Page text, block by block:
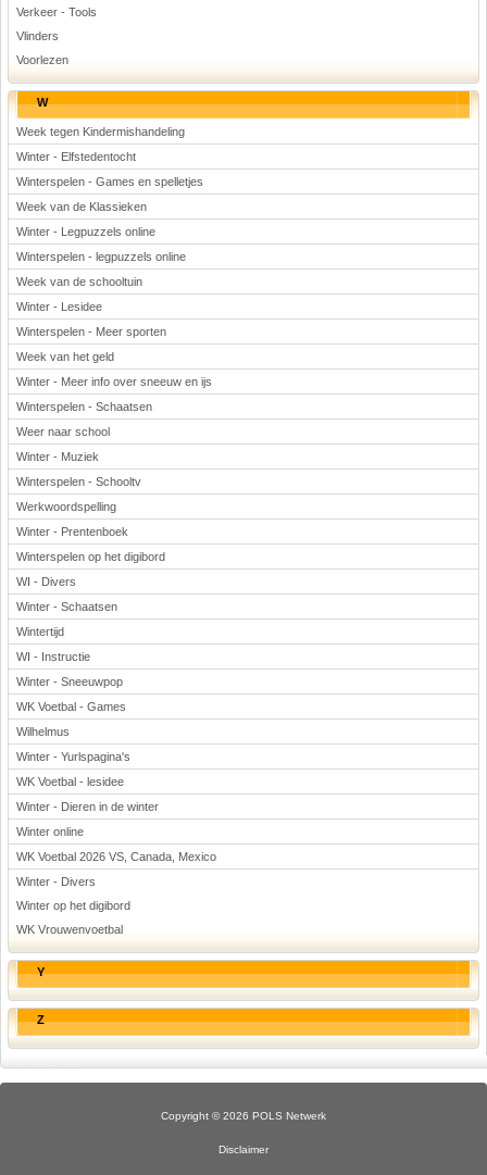
Verkeer - Tools
Vlinders
Voorlezen
W
Week tegen Kindermishandeling
Winter - Elfstedentocht
Winterspelen - Games en spelletjes
Week van de Klassieken
Winter - Legpuzzels online
Winterspelen - legpuzzels online
Week van de schooltuin
Winter - Lesidee
Winterspelen - Meer sporten
Week van het geld
Winter - Meer info over sneeuw en ijs
Winterspelen - Schaatsen
Weer naar school
Winter - Muziek
Winterspelen - Schooltv
Werkwoordspelling
Winter - Prentenboek
Winterspelen op het digibord
WI - Divers
Winter - Schaatsen
Wintertijd
WI - Instructie
Winter - Sneeuwpop
WK Voetbal - Games
Wilhelmus
Winter - Yurlspagina's
WK Voetbal - lesidee
Winter - Dieren in de winter
Winter online
WK Voetbal 2026 VS, Canada, Mexico
Winter - Divers
Winter op het digibord
WK Vrouwenvoetbal
Y
Z
Copyright © 2026 POLS Netwerk
Disclaimer